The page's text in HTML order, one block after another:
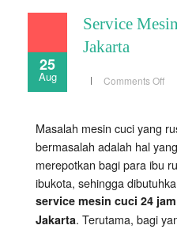
25
Aug
Service
Jakarta
Comments Offon
Di
DKI
Masalah mesin cuci yang
bermasalah adalah hal
merepotkan bagi para ibu
ibukota, sehingga
service mesin cuci 24
Jakarta. Terutama, bagi